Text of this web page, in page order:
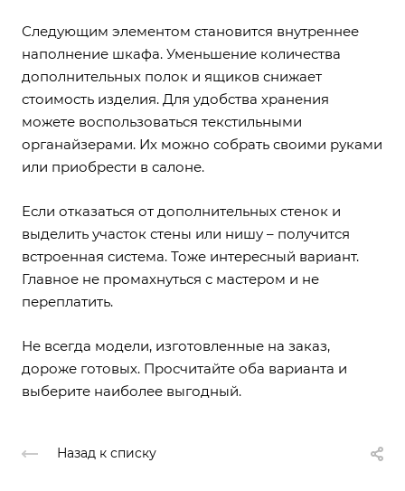
Следующим элементом становится внутреннее
наполнение шкафа. Уменьшение количества
дополнительных полок и ящиков снижает
стоимость изделия. Для удобства хранения
можете воспользоваться текстильными
органайзерами. Их можно собрать своими руками
или приобрести в салоне.
Если отказаться от дополнительных стенок и
выделить участок стены или нишу – получится
встроенная система. Тоже интересный вариант.
Главное не промахнуться с мастером и не
переплатить.
Не всегда модели, изготовленные на заказ,
дороже готовых. Просчитайте оба варианта и
выберите наиболее выгодный.
Назад к списку